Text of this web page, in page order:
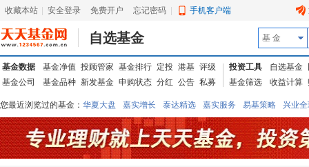
收藏本站 安全登录 免费开户 忘记密码 手机客户端
自选基金 基 金
基金数据 基金净值 投顾管家 基金排行 定投 港基 评级
基金公司
基金品种 新发基金 申购状态 分红 公告 私募
投资工具 自选基金
基金筛选
收益计算
您最近浏览过的基金： 华夏大盘 嘉实增长 泰达精选 嘉实服务 易基策略 兴业
信诚蓝筹 华夏优势 汇丰龙腾 华夏红利 易基中小盘 银华优质 中银中国 广发
东吴动力